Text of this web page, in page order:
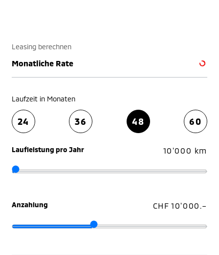
Leasing berechnen
Monatliche Rate
Laufzeit in Monaten
24 36 48 60
Laufleistung pro Jahr 10'000 km
Anzahlung CHF 10'000.–